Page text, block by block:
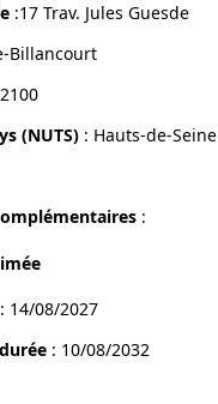
:17 Trav. Jules Guesde
Billancourt
(NUTS) : Hauts-de-Seine
:
: 14/08/2027
: 10/08/2032